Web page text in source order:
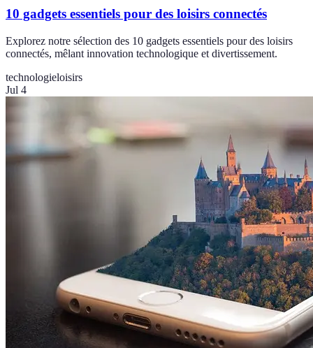
10 gadgets essentiels pour des loisirs connectés
Explorez notre sélection des 10 gadgets essentiels pour des loisirs
connectés, mêlant innovation technologique et divertissement.
technologieloisirs
Jul 4